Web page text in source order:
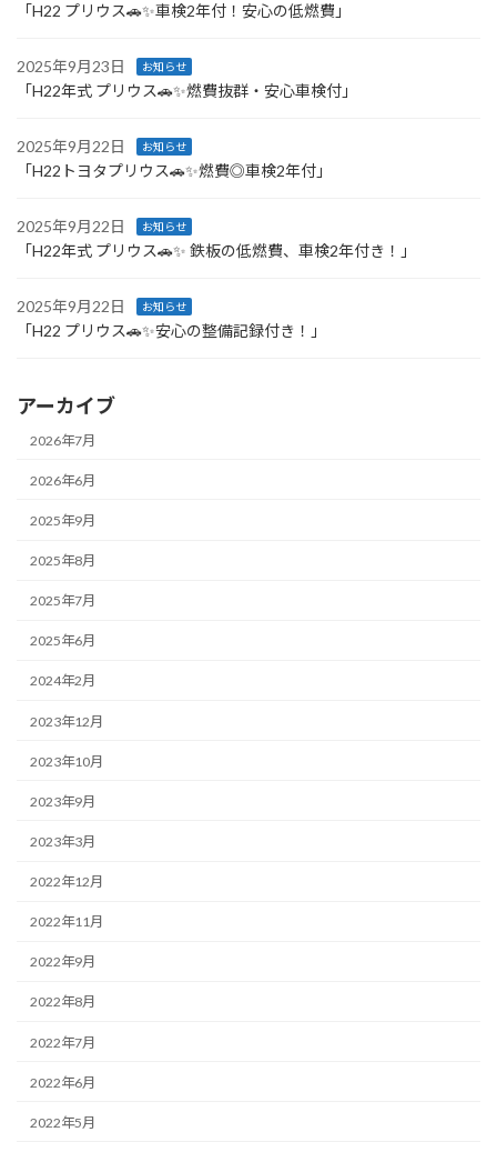
「H22 プリウス🚗✨車検2年付！安心の低燃費」
2025年9月23日 お知らせ
「H22年式 プリウス🚗✨燃費抜群・安心車検付」
2025年9月22日 お知らせ
「H22トヨタプリウス🚗✨燃費◎車検2年付」
2025年9月22日 お知らせ
「H22年式 プリウス🚗✨ 鉄板の低燃費、車検2年付き！」
2025年9月22日 お知らせ
「H22 プリウス🚗✨安心の整備記録付き！」
アーカイブ
2026年7月
2026年6月
2025年9月
2025年8月
2025年7月
2025年6月
2024年2月
2023年12月
2023年10月
2023年9月
2023年3月
2022年12月
2022年11月
2022年9月
2022年8月
2022年7月
2022年6月
2022年5月